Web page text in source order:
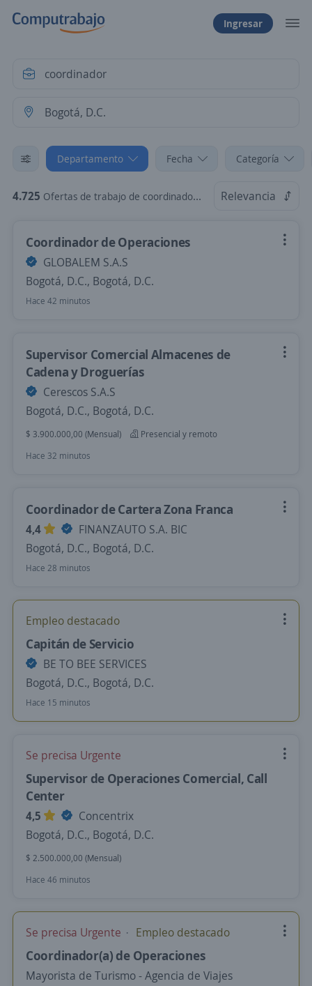
Ingresar
Departamento Fecha Categoría
4.725 Ofertas de trabajo de coordinador en Bogotá, D.C. Relevancia
Coordinador de Operaciones
GLOBALEM S.A.S
Bogotá, D.C., Bogotá, D.C.
Hace 42 minutos
Supervisor Comercial Almacenes de
Cadena y Droguerías
Cerescos S.A.S
Bogotá, D.C., Bogotá, D.C.
$ 3.900.000,00 (Mensual)
Presencial y remoto
Hace 32 minutos
Coordinador de Cartera Zona Franca
4,4
FINANZAUTO S.A. BIC
Bogotá, D.C., Bogotá, D.C.
Hace 28 minutos
Empleo destacado
Capitán de Servicio
BE TO BEE SERVICES
Bogotá, D.C., Bogotá, D.C.
Hace 15 minutos
Se precisa Urgente
Supervisor de Operaciones Comercial, Call
Center
4,5
Concentrix
Bogotá, D.C., Bogotá, D.C.
$ 2.500.000,00 (Mensual)
Hace 46 minutos
Se precisa Urgente Empleo destacado
Coordinador(a) de Operaciones
Mayorista de Turismo - Agencia de Viajes